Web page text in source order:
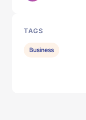
TAGS
Business